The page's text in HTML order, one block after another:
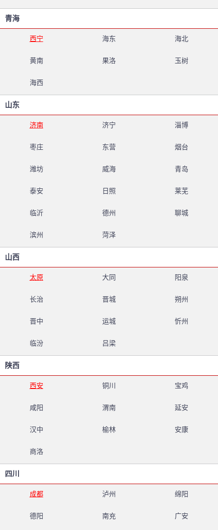
青海
西宁 海东 海北
黄南 果洛 玉树
海西
山东
济南 济宁 淄博
枣庄 东营 烟台
潍坊 威海 青岛
泰安 日照 莱芜
临沂 德州 聊城
滨州 菏泽
山西
太原 大同 阳泉
长治 晋城 朔州
晋中 运城 忻州
临汾 吕梁
陕西
西安 铜川 宝鸡
咸阳 渭南 延安
汉中 榆林 安康
商洛
四川
成都 泸州 绵阳
德阳 南充 广安